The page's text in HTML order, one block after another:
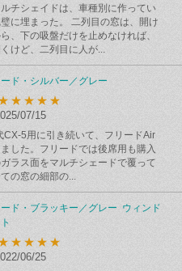
チシェイドは、車種別に作ってい
に埋まった。 二列目の窓は、開け
、下の吸盤だけを止めなければ、
けど、二列目に人が...
ド・シルバー／グレー
07/15
CX-5用に引き続いて、フリードAir
した。フリードでは後席用も購入
ラス面をマルチシェードで覆って
の窓の細部の...
ド・ブラッキー／グレー ウィンド
06/25